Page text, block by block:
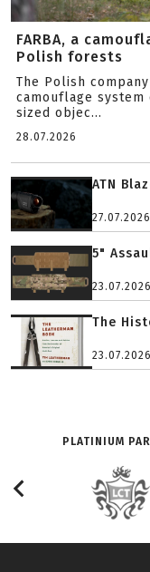
FARBA, a
Polish forests
The Polish
camouflage
sized objec...
28.07.2026
ATN
27.07.2026
5"
23.07.2026
The
23.07.2026
PLATINIUM